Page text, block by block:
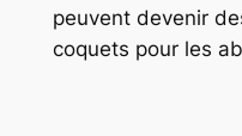
peuvent devenir
coquets pour les